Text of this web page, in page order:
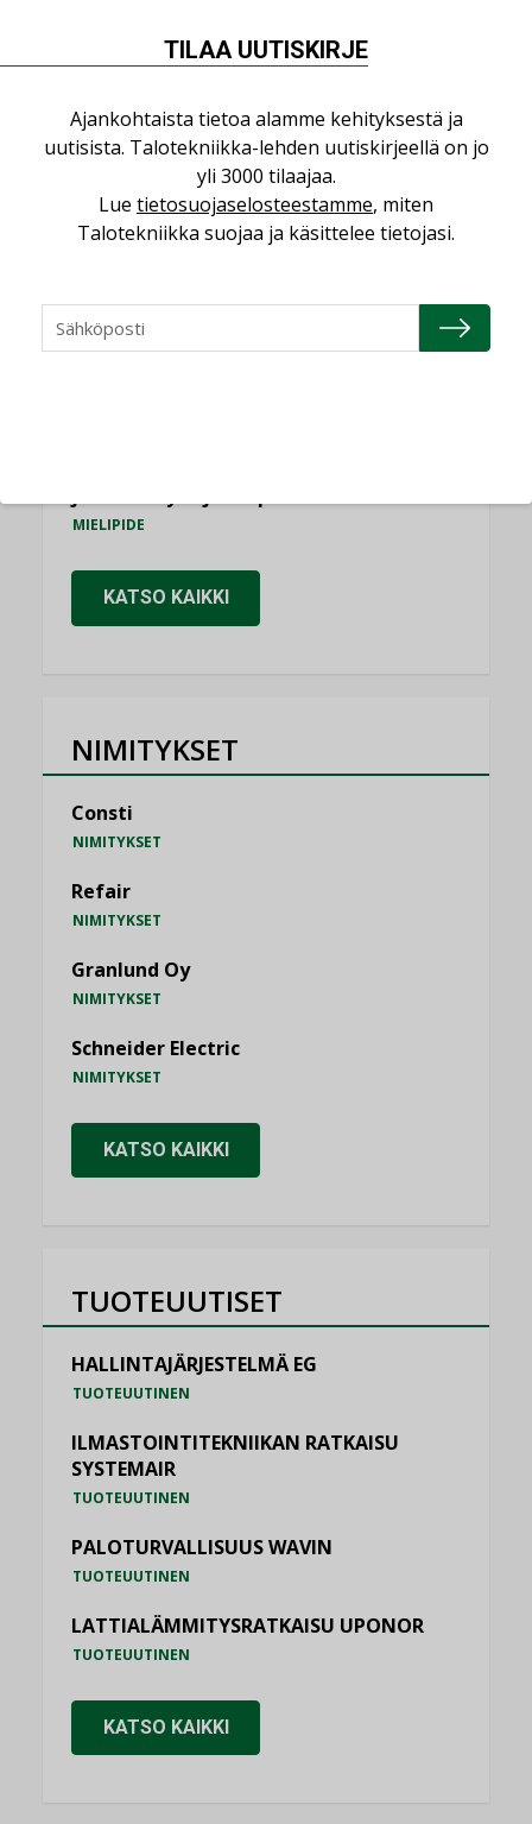
KOLUMNI
Sähköistäminen säästää euroja
KOLUMNI
MIELIPIDE
KATSO KAIKKI
NIMITYKSET
Consti
NIMITYKSET
Refair
NIMITYKSET
Granlund Oy
NIMITYKSET
Schneider Electric
NIMITYKSET
KATSO KAIKKI
TUOTEUUTISET
HALLINTAJÄRJESTELMÄ EG
TUOTEUUTINEN
ILMASTOINTITEKNIIKAN RATKAISU
SYSTEMAIR
TUOTEUUTINEN
PALOTURVALLISUUS WAVIN
TUOTEUUTINEN
LATTIALÄMMITYSRATKAISU UPONOR
TUOTEUUTINEN
KATSO KAIKKI
TILAA UUTISKIRJE
Ajankohtaista tietoa alamme kehityksestä ja
uutisista. Talotekniikka-lehden uutiskirjeellä on jo
yli 3000 tilaajaa.
Lue tietosuojaselosteestamme, miten
Talotekniikka suojaa ja käsittelee tietojasi.